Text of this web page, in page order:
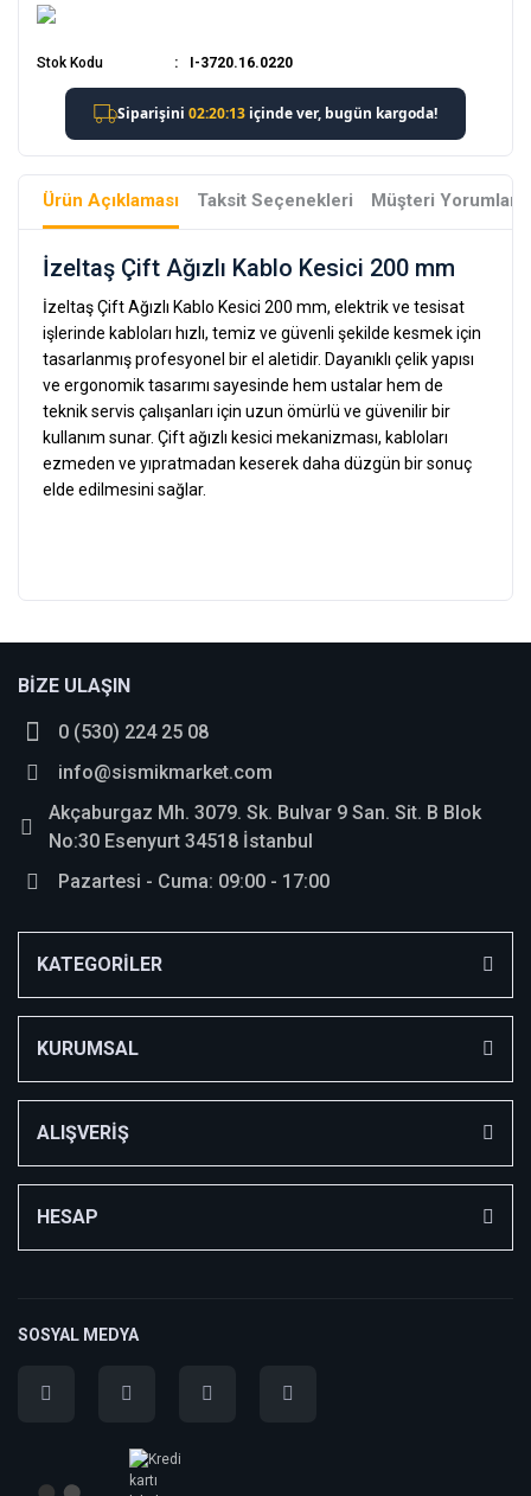
Stok Kodu I-3720.16.0220
Ürün Açıklaması Taksit Seçenekleri Müşteri Yorumları
İzeltaş Çift Ağızlı Kablo Kesici 200 mm
İzeltaş Çift Ağızlı Kablo Kesici 200 mm, elektrik ve tesisat
işlerinde kabloları hızlı, temiz ve güvenli şekilde kesmek için
tasarlanmış profesyonel bir el aletidir. Dayanıklı çelik yapısı
ve ergonomik tasarımı sayesinde hem ustalar hem de
teknik servis çalışanları için uzun ömürlü ve güvenilir bir
kullanım sunar. Çift ağızlı kesici mekanizması, kabloları
ezmeden ve yıpratmadan keserek daha düzgün bir sonuç
elde edilmesini sağlar.
BİZE ULAŞIN
0 (530) 224 25 08
info@sismikmarket.com
Akçaburgaz Mh. 3079. Sk. Bulvar 9 San. Sit. B Blok
No:30 Esenyurt 34518 İstanbul
Pazartesi - Cuma: 09:00 - 17:00
KATEGORİLER
KURUMSAL
ALIŞVERİŞ
HESAP
SOSYAL MEDYA